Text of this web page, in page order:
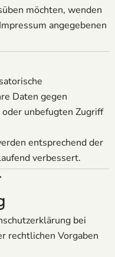
möchten, wenden
angegebenen
Daten gegen
unbefugten Zugriff
entsprechend der
verbessert.
bei
rechtlichen Vorgaben